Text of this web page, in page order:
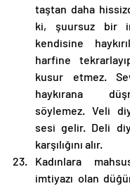
taştan daha
ki, şuursuz bir
kendisine
harfine
kusur etmez.
haykırana
söylemez. Veli
sesi gelir. Deli
karşılığını alır.
Kadınlara
imtiyazı olan